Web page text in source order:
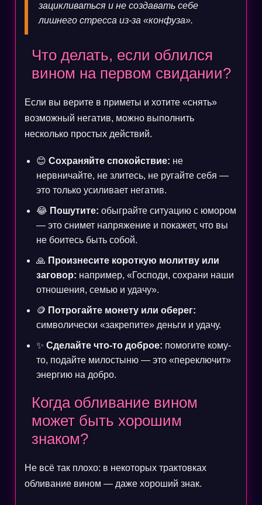
зацикливаться и не создавать себе
лишнего стресса из-за «конфуза».
Что делать, если облился
вином на первом свидании?
Если вы верите в приметы и хотите «снять»
возможный негатив, можно выполнить
несколько простых действий.
😊 Сохраняйте спокойствие: не
нервничайте, не злитесь, не ругайте себя —
это только усиливает негатив.
😂 Пошутите: обыграйте ситуацию с юмором
— это снимет напряжение и покажет, что вы
не боитесь быть собой.
🙏 Произнесите короткую молитву или
заговор: например, «Господи, сохрани наши
отношения, семью и удачу».
🪙 Потрогайте монету или оберег:
символически «закрепите» деньги и удачу.
✨ Сделайте что-то доброе: помогите кому-
то, подайте милостыню — это «переключит»
энергию на добро.
Когда обливание вином
может быть хорошим
знаком?
Не всё так плохо: в некоторых трактовках
обливание вином — даже хороший знак.